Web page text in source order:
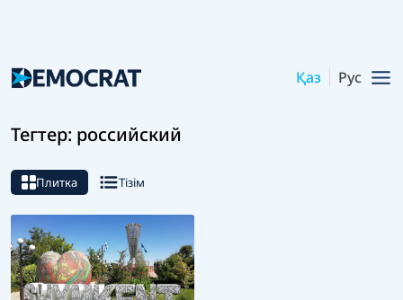
Қаз Рус
Тегтер: российский
Плитка Тізім